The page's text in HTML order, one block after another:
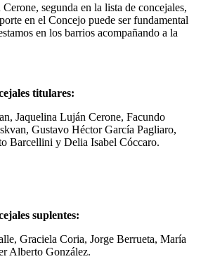
segunda en la lista de concejales,
en el Concejo puede ser fundamental
en los barrios acompañando a la
titulares:
Jaquelina Luján Cerone, Facundo
Gustavo Héctor García Pagliaro,
Barcellini y Delia Isabel Cóccaro.
suplentes:
Graciela Coria, Jorge Berrueta, María
Alberto González.